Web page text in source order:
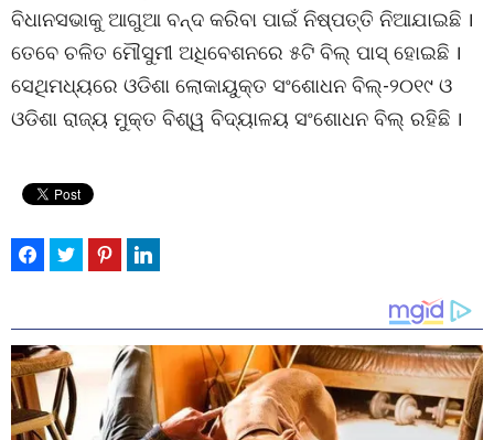
ବିଧାନସଭାକୁ ଆଗୁଆ ବନ୍ଦ କରିବା ପାଇଁ ନିଷ୍ପତ୍ତି ନିଆଯାଇଛି ।
ତେବେ ଚଳିତ ମୌସୁମୀ ଅଧିବେଶନରେ ୫ଟି ବିଲ୍ ପାସ୍ ହୋଇଛି ।
ସେଥିମଧ୍ୟରେ ଓଡିଶା ଲୋକାୟୁକ୍ତ ସଂଶୋଧନ ବିଲ୍-୨୦୧୯ ଓ
ଓଡିଶା ରାଜ୍ୟ ମୁକ୍ତ ବିଶ୍ୱ ବିଦ୍ୟାଳୟ ସଂଶୋଧନ ବିଲ୍ ରହିଛି ।